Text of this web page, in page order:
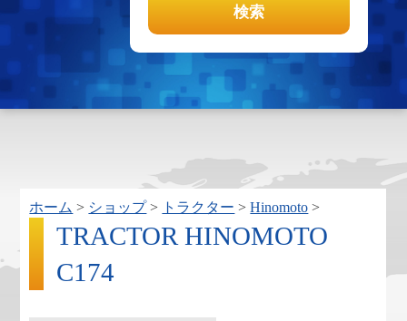
ホーム > ショップ> トラクター >Hinomoto >
TRACTOR HINOMOTO
C174